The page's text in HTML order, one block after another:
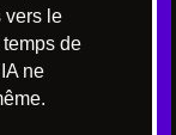
vers le
de
ne